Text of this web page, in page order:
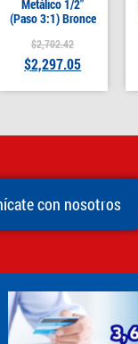
Metálico 1/2″
(Paso 3:1) Bronce
$2,702.42
$2,297.05
con nosotros